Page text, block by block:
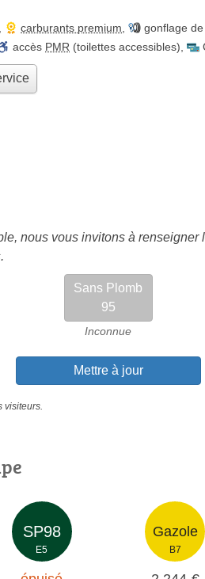
carburants premium gonflage
accès PMR (toilettes accessibles)
nous vous invitons à
Sans Plomb
95
Inconnue
Mettre à jour
visiteurs.
SP98
E5
Gazole
B7